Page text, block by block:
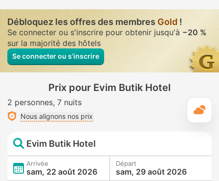
Débloquez les offres des membres Gold !
Se connecter ou s'inscrire pour obtenir jusqu'à −20 %
sur la majorité des hôtels
Se connecter ou s’inscrire
Prix pour Evim Butik Hotel
2 personnes 7 nuits
Nous alignons nos prix
Evim Butik Hotel
Arrivée
sam, 22 août 2026
Départ
sam, 29 août 2026